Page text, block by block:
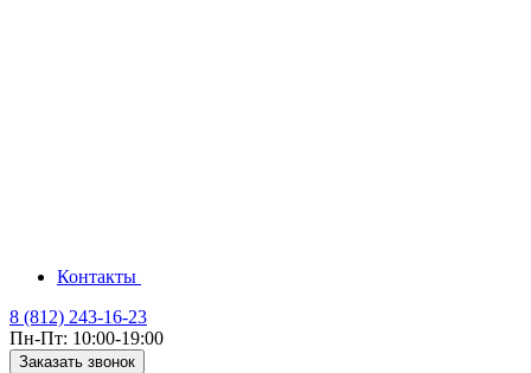
Контакты
8 (812) 243-16-23
Пн-Пт: 10:00-19:00
Заказать звонок